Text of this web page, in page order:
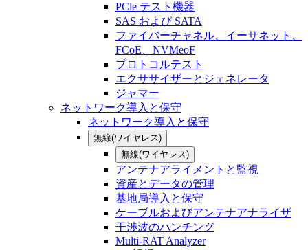
PCle テスト機器
SAS および SATA
ファイバーチャネル、イーサネット、
FCoE、NVMeoF
プロトコルテスト
エクササイザーとジェネレータ
ジャマー
ネットワーク導入と保守
ネットワーク導入と保守
無線(ワイヤレス)
無線(ワイヤレス)
アンテナアライメントと監視
資産とデータの管理
基地局導入と保守
ケーブルおよびアンテナアナライザ
干渉波のハンチング
Multi-RAT Analyzer